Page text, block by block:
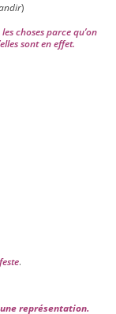
)
choses parce qu’on
sont en effet.
.
repré­sen­ta­tion.